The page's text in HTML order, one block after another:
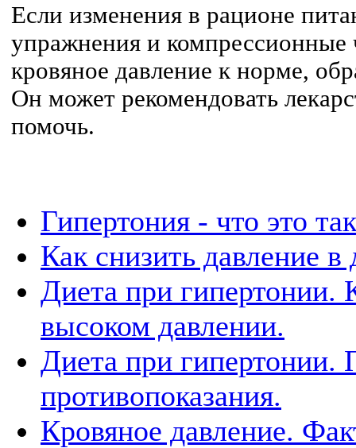
Если изменения в рационе
упражнения и компрессионные
кровяное давление к норме,
Он может рекомендовать
помочь.
Гипертония - что это
Как снизить давление
Диета при гипертонии.
высоком давлении.
Диета при гипертонии.
противопоказания.
Кровяное давление.